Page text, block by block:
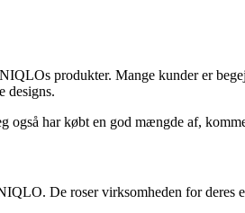
produkter. Mange kunder er
designs.
også har købt en god mængde af,
De roser virksomheden for deres